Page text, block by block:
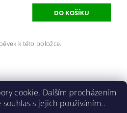
k této položce.
cookie. Dalším procházením
s jejich používáním..